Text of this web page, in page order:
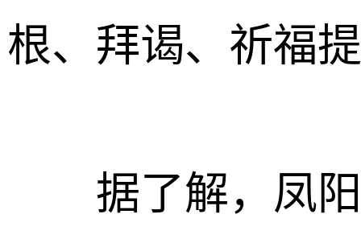
根、拜谒、祈福
据了解，凤阳